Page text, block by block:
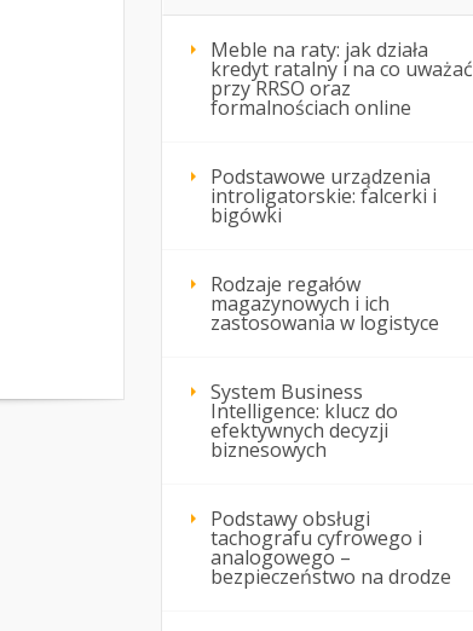
Meble na raty: jak działa
kredyt ratalny i na co uważać
przy RRSO oraz
formalnościach online
Podstawowe urządzenia
introligatorskie: falcerki i
bigówki
Rodzaje regałów
magazynowych i ich
zastosowania w logistyce
System Business
Intelligence: klucz do
efektywnych decyzji
biznesowych
Podstawy obsługi
tachografu cyfrowego i
analogowego –
bezpieczeństwo na drodze